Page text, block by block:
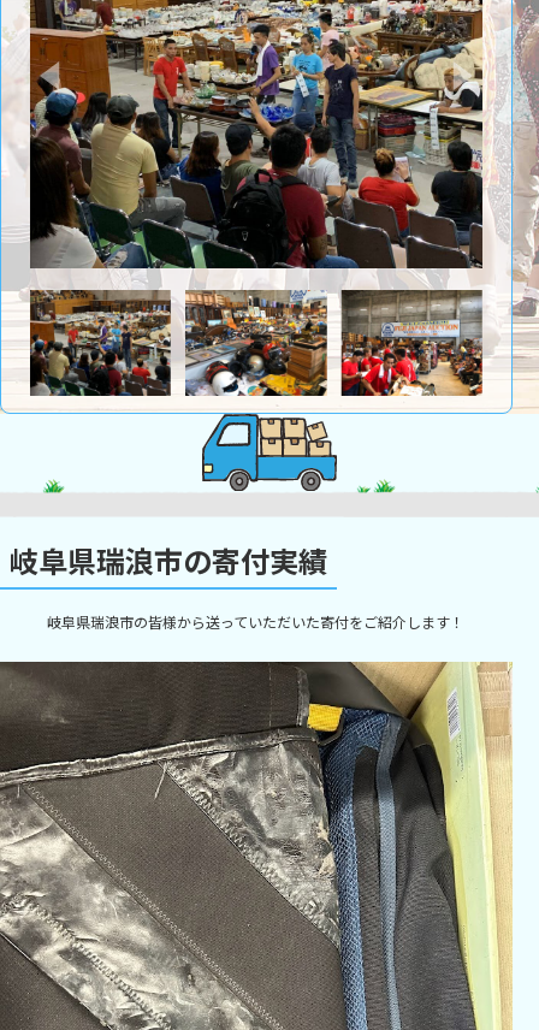
岐阜県瑞浪市の寄付実績
岐阜県瑞浪市の皆様から送っていただいた寄付をご紹介します！